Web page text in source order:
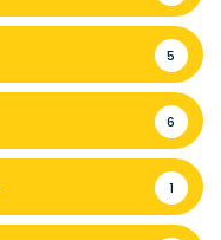
5
6
1